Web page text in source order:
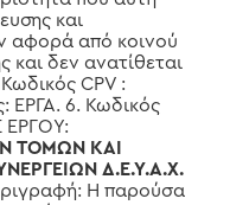
και
αφορά από κοινού
και δεν ανατίθεται
CPV :
ΕΡΓΑ. 6. Κωδικός
ΕΡΓΟΥ:
ΤΟΜΩΝ ΚΑΙ
Δ.Ε.Υ.Α.Χ.
Η παρούσα